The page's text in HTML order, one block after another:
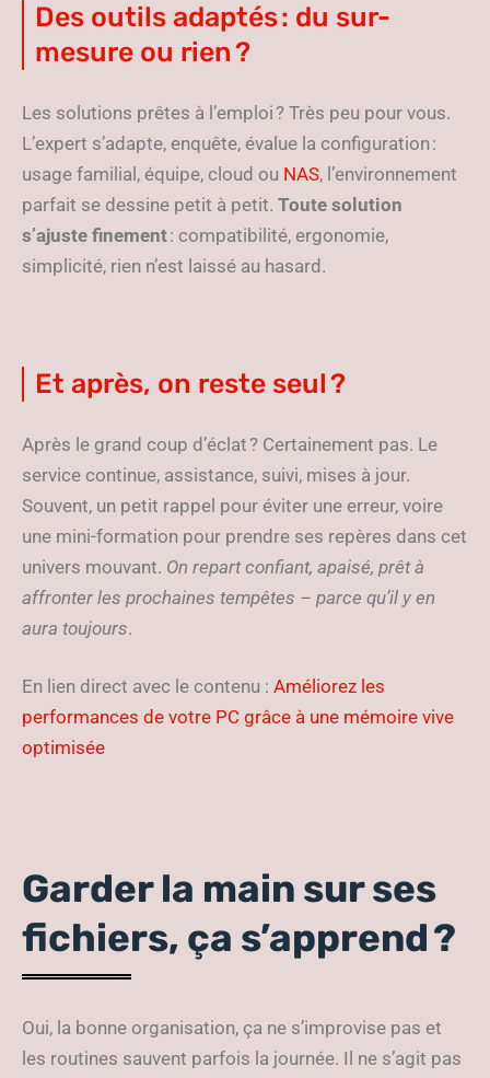
Des outils adaptés : du sur-
mesure ou rien ?
Les solutions prêtes à l’emploi ? Très peu pour vous.
L’expert s’adapte, enquête, évalue la configuration :
usage familial, équipe, cloud ou NAS, l’environnement
parfait se dessine petit à petit. Toute solution
s’ajuste finement: compatibilité, ergonomie,
simplicité, rien n’est laissé au hasard.
Et après, on reste seul ?
Après le grand coup d’éclat ? Certainement pas. Le
service continue, assistance, suivi, mises à jour.
Souvent, un petit rappel pour éviter une erreur, voire
une mini-formation pour prendre ses repères dans cet
univers mouvant. On repart confiant, apaisé, prêt à
affronter les prochaines tempêtes – parce qu’il y en
aura toujours.
En lien direct avec le contenu : Améliorez les
performances de votre PC grâce à une mémoire vive
optimisée
Garder la main sur ses
fichiers, ça s’apprend ?
Oui, la bonne organisation, ça ne s’improvise pas et
les routines sauvent parfois la journée. Il ne s’agit pas